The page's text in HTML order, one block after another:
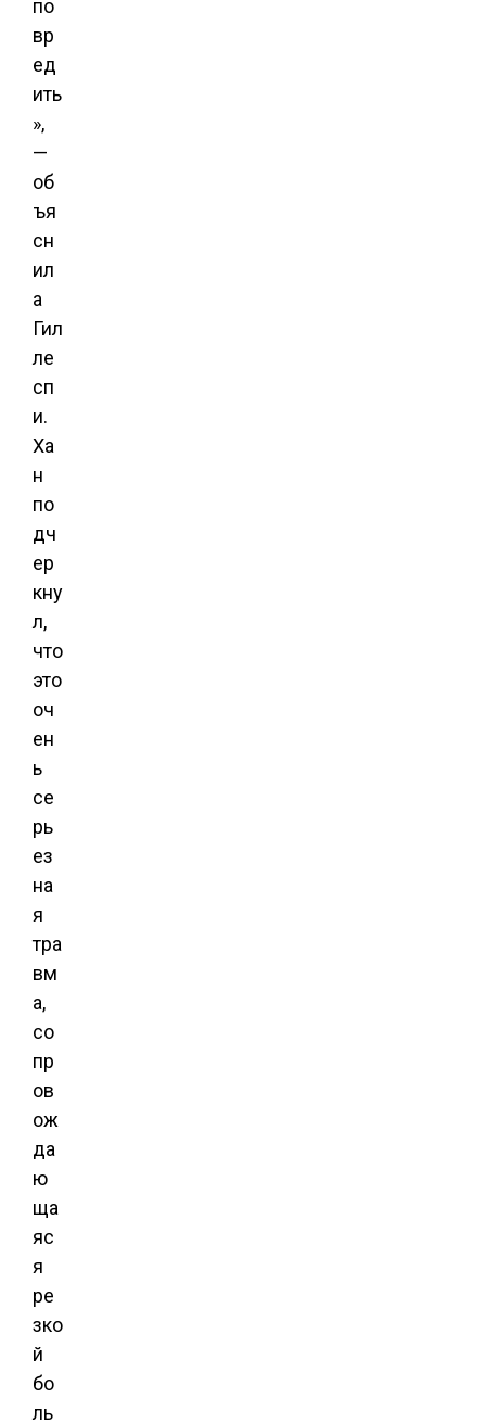
по
вр
ед
ить
»,
—
об
ъя
сн
ил
а
Гил
ле
сп
и.
Ха
н
по
дч
ер
кну
л,
что
это
оч
ен
ь
се
рь
ез
на
я
тра
вм
а,
со
пр
ов
ож
да
ю
ща
яс
я
ре
зко
й
бо
ль